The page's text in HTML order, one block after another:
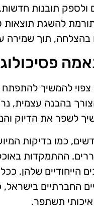
ולספק תובנות
להשגת
תוך שמירה
להמשיך
בהבנה עצמית,
לשפר את הדיוק
כמו בדיקות
ההתמקדות
הייחודיים שלהן.
החברתיים
תשתפר.